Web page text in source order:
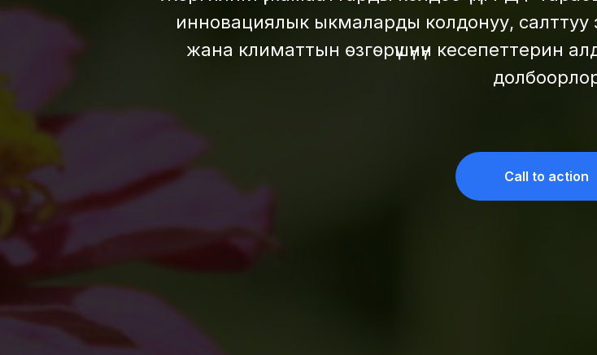
инновациялык ыкмаларды колдонуу,
жана климаттын өзгөрүшүнүн кесепеттерин
Call to action